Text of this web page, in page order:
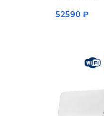
52590 ₽